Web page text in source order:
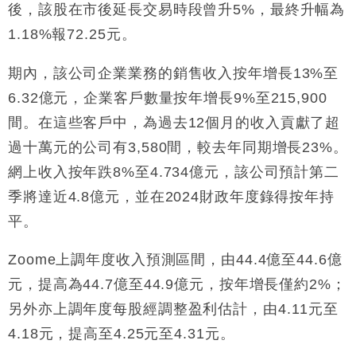
13:44
財經｜內地7月美元計價出口增近24%勝預期 貿易順
差達1125億美元
12:44
財經｜日本春季三度入市撐日圓 4月單日斥6.28萬億
日圓干預創新高
國際｜特朗普料美伊戰事快結束 承認部分彈藥庫存緊
張
15:59
財經｜SA售股自救後再出手 斥4億美元押注未上市公
司
後，該股在市後延長交易時段曾升5%，最終升幅為
1.18%報72.25元。
期內，該公司企業業務的銷售收入按年增長13%至
6.32億元，企業客戶數量按年增長9%至215,900
間。在這些客戶中，為過去12個月的收入貢獻了超
過十萬元的公司有3,580間，較去年同期增長23%。
網上收入按年跌8%至4.734億元，該公司預計第二
季將達近4.8億元，並在2024財政年度錄得按年持
平。
Zoome上調年度收入預測區間，由44.4億至44.6億
元，提高為44.7億至44.9億元，按年增長僅約2%；
另外亦上調年度每股經調整盈利估計，由4.11元至
4.18元，提高至4.25元至4.31元。